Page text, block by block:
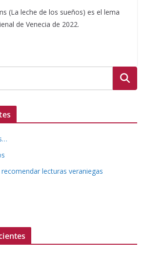
(La leche de los sueños) es el lema
de Venecia de 2022.
recomendar lecturas veraniegas